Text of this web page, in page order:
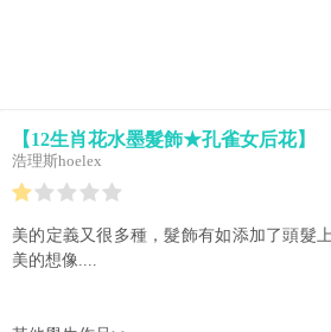
【12生肖花水墨髮飾★孔雀女后花】
浩理斯hoelex
美的定義又很多種，髮飾有如添加了頭髮
美的想像....